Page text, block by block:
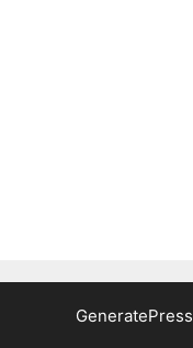
GeneratePress